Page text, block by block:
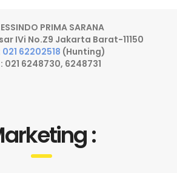
PRIMA SARANA
IVi No.Z9 Jakarta Barat-11150
021 62202518 (Hunting)
021 6248730, 6248731
: